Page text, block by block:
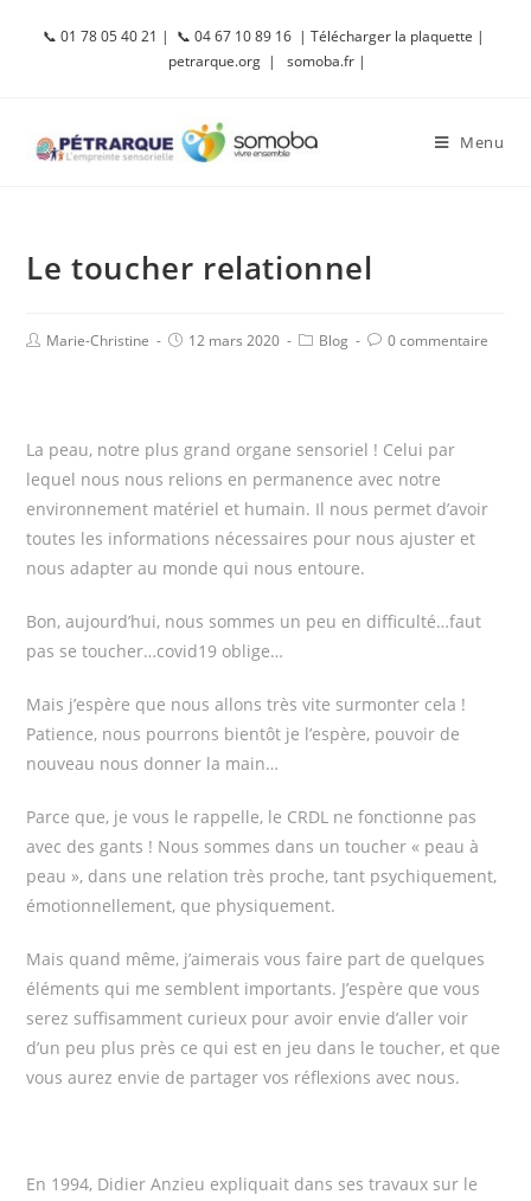
📞 01 78 05 40 21 | 📞 04 67 10 89 16 | Télécharger la plaquette |
petrarque.org | somoba.fr |
Menu
Le toucher relationnel
Marie-Christine 12 mars 2020 Blog 0 commentaire
La peau, notre plus grand organe sensoriel ! Celui par
lequel nous nous relions en permanence avec notre
environnement matériel et humain. Il nous permet d’avoir
toutes les informations nécessaires pour nous ajuster et
nous adapter au monde qui nous entoure.
Bon, aujourd’hui, nous sommes un peu en difficulté…faut
pas se toucher…covid19 oblige…
Mais j’espère que nous allons très vite surmonter cela !
Patience, nous pourrons bientôt je l’espère, pouvoir de
nouveau nous donner la main…
Parce que, je vous le rappelle, le CRDL ne fonctionne pas
avec des gants ! Nous sommes dans un toucher « peau à
peau », dans une relation très proche, tant psychiquement,
émotionnellement, que physiquement.
Mais quand même, j’aimerais vous faire part de quelques
éléments qui me semblent importants. J’espère que vous
serez suffisamment curieux pour avoir envie d’aller voir
d’un peu plus près ce qui est en jeu dans le toucher, et que
vous aurez envie de partager vos réflexions avec nous.
En 1994, Didier Anzieu expliquait dans ses travaux sur le